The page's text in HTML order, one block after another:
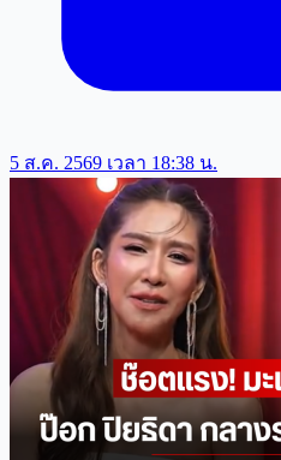
5 ส.ค. 2569 เวลา 18:38 น.